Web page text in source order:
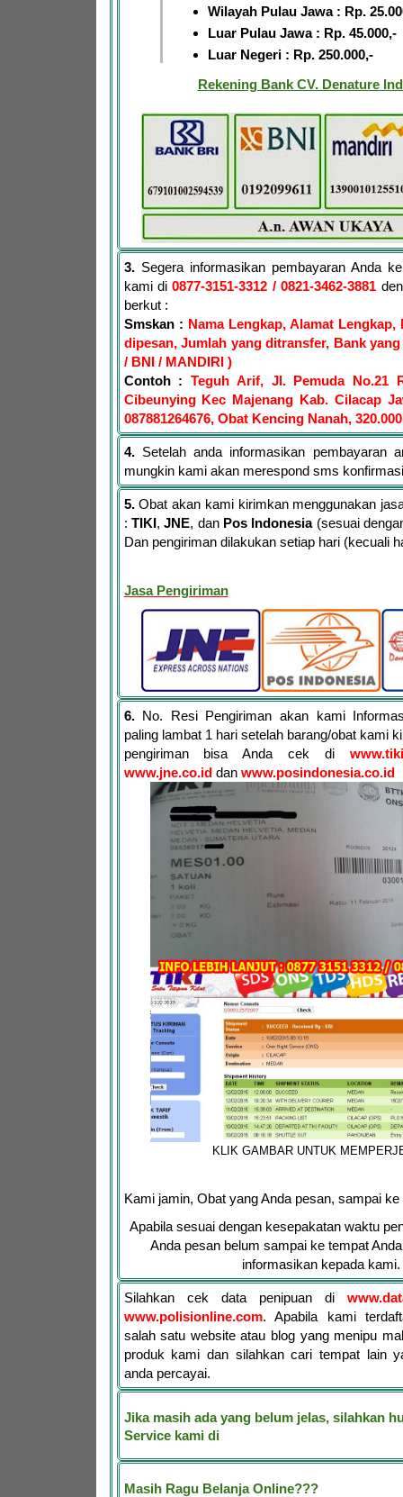
Wilayah Pulau Jawa : Rp.
Luar Pulau Jawa : Rp. 45.000,-
Luar Negeri : Rp. 250.000,-
Rekening Bank CV. Denature
3.Segera informasikan pembayaran Anda
kami di0877-3151-3312 / 0821-3462-3881
berkut :
Smskan : Nama Lengkap, Alamat Lengkap,
dipesan, Jumlah yang ditransfer, Bank
/ BNI / MANDIRI )
Contoh : Teguh Arif, Jl. Pemuda No.21
Cibeunying Kec Majenang Kab. Cilacap
087881264676, Obat Kencing Nanah,
4.Setelah anda informasikan pembayaran
mungkin kami akan merespond sms
5.Obat akan kami kirimkan menggunakan
: TIKI,JNE, dan Pos Indonesia(sesuai
Dan pengiriman dilakukan setiap hari (kecuali
Jasa Pengiriman
6.No. Resi Pengiriman akan kami
paling lambat 1 hari setelah barang/obat kami
pengiriman bisa Anda cek di
www.jne.co.iddan www.posindonesia.co.id
KLIK GAMBAR UNTUK
Kami jamin, Obat yang Anda pesan, sampai ke
Apabila sesuai dengan kesepakatan waktu
Anda pesan belum sampai ke tempat
informasikan kepada kami.
Silahkan cek data penipuan di
www.polisionline.com. Apabila kami
salah satu website atau blog yang menipu
produk kami dan silahkan cari tempat lain
anda percayai.
Jika masih ada yang belum jelas, silahkan
Service kami di
Masih Ragu Belanja Online???